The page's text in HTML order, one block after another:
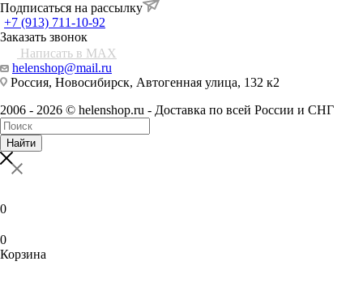
Подписаться на рассылку
+7 (913) 711-10-92
Заказать звонок
Написать в MAX
helenshop@mail.ru
Россия, Новосибирск, Автогенная улица, 132 к2
2006 - 2026 © helenshop.ru - Доставка по всей России и СНГ
Найти
0
0
Корзина